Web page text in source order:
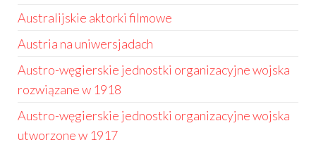
Australijskie aktorki filmowe
Austria na uniwersjadach
Austro-węgierskie jednostki organizacyjne wojska
rozwiązane w 1918
Austro-węgierskie jednostki organizacyjne wojska
utworzone w 1917